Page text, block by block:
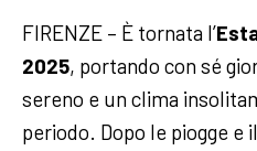
FIRENZE – È tornata l’
2025, portando con sé
sereno e un clima
periodo. Dopo le piogge e